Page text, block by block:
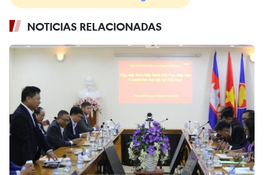
NOTICIAS RELACIONADAS